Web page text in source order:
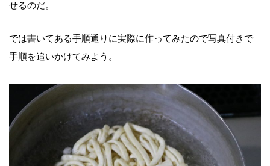
せるのだ。
では書いてある手順通りに実際に作ってみたので写真付きで
手順を追いかけてみよう。